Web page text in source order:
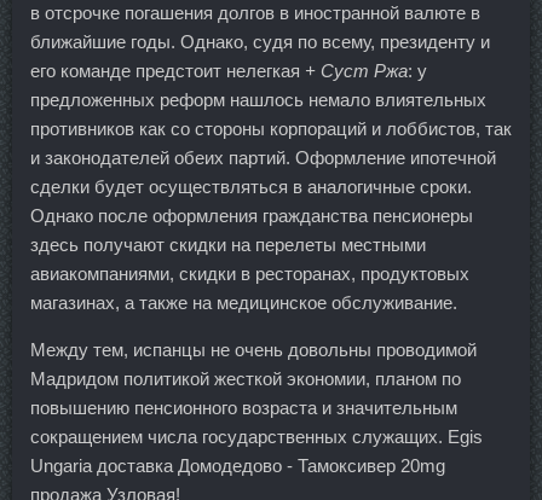
в отсрочке погашения долгов в иностранной валюте в
ближайшие годы. Однако, судя по всему, президенту и
его команде предстоит нелегкая + Суст Ржа: у
предложенных реформ нашлось немало влиятельных
противников как со стороны корпораций и лоббистов, так
и законодателей обеих партий. Оформление ипотечной
сделки будет осуществляться в аналогичные сроки.
Однако после оформления гражданства пенсионеры
здесь получают скидки на перелеты местными
авиакомпаниями, скидки в ресторанах, продуктовых
магазинах, а также на медицинское обслуживание.
Между тем, испанцы не очень довольны проводимой
Мадридом политикой жесткой экономии, планом по
повышению пенсионного возраста и значительным
сокращением числа государственных служащих. Egis
Ungaria доставка Домодедово - Тамоксивер 20mg
продажа Узловая!